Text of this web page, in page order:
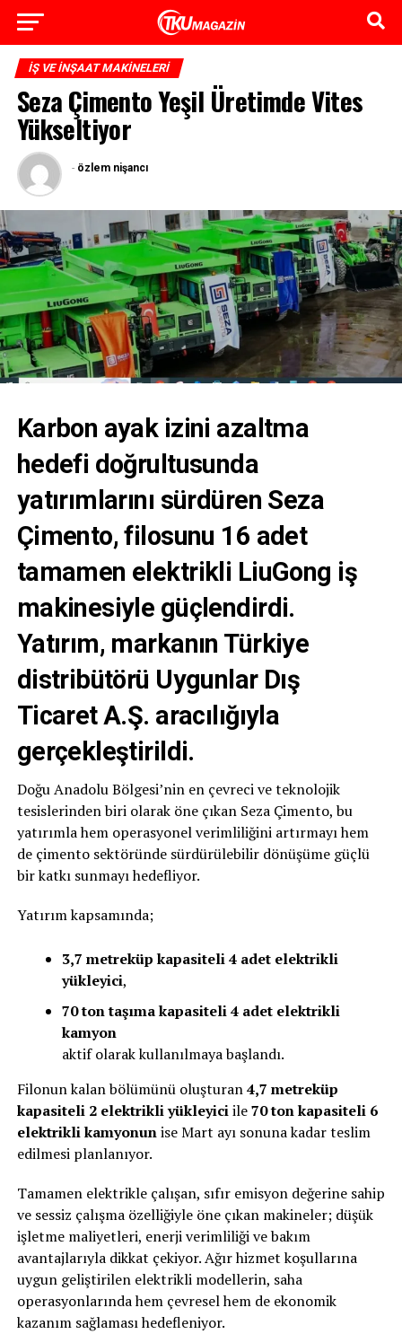
İŞ VE İNŞAAT MAKINELERI
Seza Çimento Yeşil Üretimde Vites
Yükseltiyor
- özlem nişancı
Karbon ayak izini azaltma
hedefi doğrultusunda
yatırımlarını sürdüren Seza
Çimento, filosunu 16 adet
tamamen elektrikli LiuGong iş
makinesiyle güçlendirdi.
Yatırım, markanın Türkiye
distribütörü Uygunlar Dış
Ticaret A.Ş. aracılığıyla
gerçekleştirildi.
Doğu Anadolu Bölgesi’nin en çevreci ve teknolojik
tesislerinden biri olarak öne çıkan Seza Çimento, bu
yatırımla hem operasyonel verimliliğini artırmayı hem
de çimento sektöründe sürdürülebilir dönüşüme güçlü
bir katkı sunmayı hedefliyor.
Yatırım kapsamında;
3,7 metreküp kapasiteli 4 adet elektrikli
yükleyici,
70 ton taşıma kapasiteli 4 adet elektrikli
kamyon
aktif olarak kullanılmaya başlandı.
Filonun kalan bölümünü oluşturan4,7 metreküp
kapasiteli 2 elektrikli yükleyiciile70 ton kapasiteli 6
elektrikli kamyonunise Mart ayı sonuna kadar teslim
edilmesi planlanıyor.
Tamamen elektrikle çalışan, sıfır emisyon değerine sahip
ve sessiz çalışma özelliğiyle öne çıkan makineler; düşük
işletme maliyetleri, enerji verimliliği ve bakım
avantajlarıyla dikkat çekiyor. Ağır hizmet koşullarına
uygun geliştirilen elektrikli modellerin, saha
operasyonlarında hem çevresel hem de ekonomik
kazanım sağlaması hedefleniyor.